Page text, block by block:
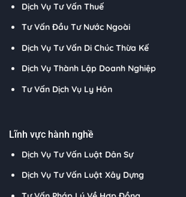
Dịch Vụ Tư Vấn Thuế
Tư Vấn Đầu Tư Nước Ngoài
Dịch Vụ Tư Vấn Di Chúc Thừa Kế
Dịch Vụ Thành Lập Doanh Nghiệp
Tư Vấn Dịch Vụ Ly Hôn
Lĩnh vực hành nghề
Dịch Vụ Tư Vấn Luật Dân Sự
Dịch Vụ Tư Vấn Luật Xây Dựng